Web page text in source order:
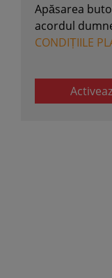
Apăsarea
acordul
CONDIȚIILE